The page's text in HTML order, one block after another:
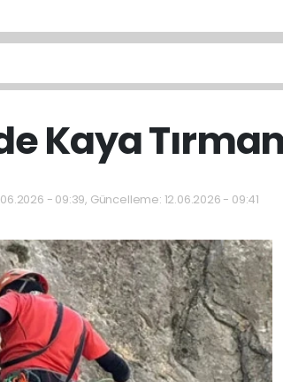
Kaya
- 09:39, Güncelleme: 12.06.2026 - 09:41